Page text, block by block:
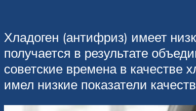
Хладоген (антифриз) имеет
получается в результате
советские времена в качестве
имел низкие показатели